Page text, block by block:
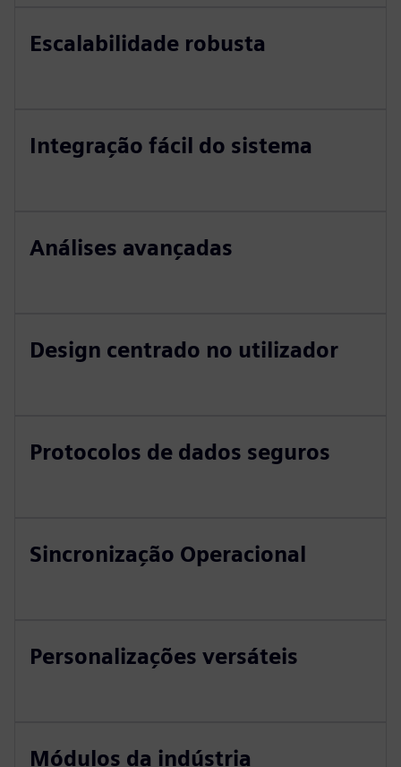
Escalabilidade robusta
Integração fácil do sistema
Análises avançadas
Design centrado no utilizador
Protocolos de dados seguros
Sincronização Operacional
Personalizações versáteis
Módulos da indústria